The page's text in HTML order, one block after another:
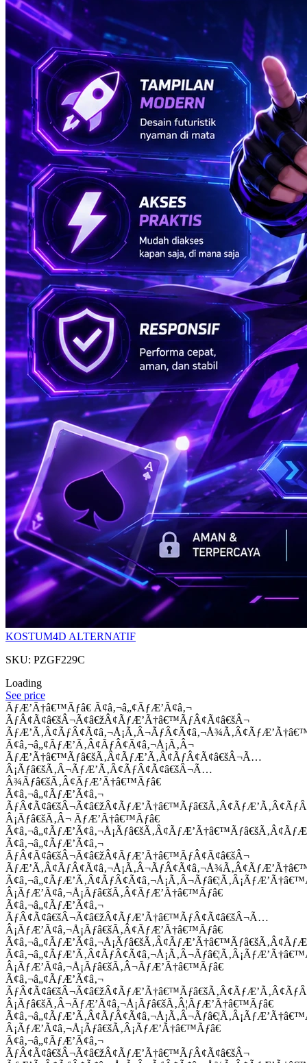
KOSTUM4D ALTERNATIF
SKU: PZGF229C
Loading
See price
ÃƒÆ’Ã†â€™Ãƒâ€ Ã¢â‚¬â„¢ÃƒÆ’Ã¢â‚¬
ÃƒÂ¢Ã¢â€šÂ¬Ã¢â€žÂ¢ÃƒÆ’Ã†â€™ÃƒÂ¢Ã¢â€šÂ¬
Ã¢â‚¬â„¢ÃƒÆ’Ã‚Â¢ÃƒÂ¢Ã¢â‚¬Å¡Ã‚Â¬
ÃƒÆ’Ã†â€™Ãƒâ€šÃ‚Â¢ÃƒÆ’Ã‚Â¢ÃƒÂ¢Ã¢â€šÂ¬Ã…
Â¡Ãƒâ€šÃ‚Â¬ÃƒÆ’Ã‚Â¢ÃƒÂ¢Ã¢â€šÂ¬Ã…
Â¾Ãƒâ€šÃ‚Â¢ÃƒÆ’Ã†â€™Ãƒâ€
Ã¢â‚¬â„¢ÃƒÆ’Ã¢â‚¬
Â¡Ãƒâ€šÃ‚Â¬ ÃƒÆ’Ã†â€™Ãƒâ€
Ã¢â‚¬â„¢ÃƒÆ’Ã¢â‚¬
ÃƒÂ¢Ã¢â€šÂ¬Ã¢â€žÂ¢ÃƒÆ’Ã†â€™ÃƒÂ¢Ã¢â€šÂ¬
Â¡ÃƒÆ’Ã¢â‚¬Å¡Ãƒâ€šÃ‚Â¢ÃƒÆ’Ã†â€™Ãƒâ€
Ã¢â‚¬â„¢ÃƒÆ’Ã¢â‚¬
ÃƒÂ¢Ã¢â€šÂ¬Ã¢â€žÂ¢ÃƒÆ’Ã†â€™ÃƒÂ¢Ã¢â€šÂ¬Ã…
Â¡ÃƒÆ’Ã¢â‚¬Å¡Ãƒâ€šÃ‚Â¢ÃƒÆ’Ã†â€™Ãƒâ€
Â¡ÃƒÆ’Ã¢â‚¬Å¡Ãƒâ€šÃ‚Â¬ÃƒÆ’Ã†â€™Ãƒâ€
Ã¢â‚¬â„¢ÃƒÆ’Ã¢â‚¬
Â¡Ãƒâ€šÃ‚Â¬ÃƒÆ’Ã¢â‚¬Å¡Ãƒâ€šÃ‚Â¦ÃƒÆ’Ã†â€™Ãƒâ€
Â¡ÃƒÆ’Ã¢â‚¬Å¡Ãƒâ€šÃ‚Â¡ÃƒÆ’Ã†â€™Ãƒâ€
Ã¢â‚¬â„¢ÃƒÆ’Ã¢â‚¬
ÃƒÂ¢Ã¢â€šÂ¬Ã¢â€žÂ¢ÃƒÆ’Ã†â€™ÃƒÂ¢Ã¢â€šÂ¬